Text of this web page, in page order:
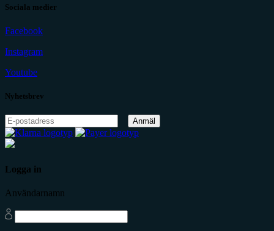
Sociala medier
Facebook
Instagram
Youtube
Nyhetsbrev
Anmäl
Logga in
Användarnamn